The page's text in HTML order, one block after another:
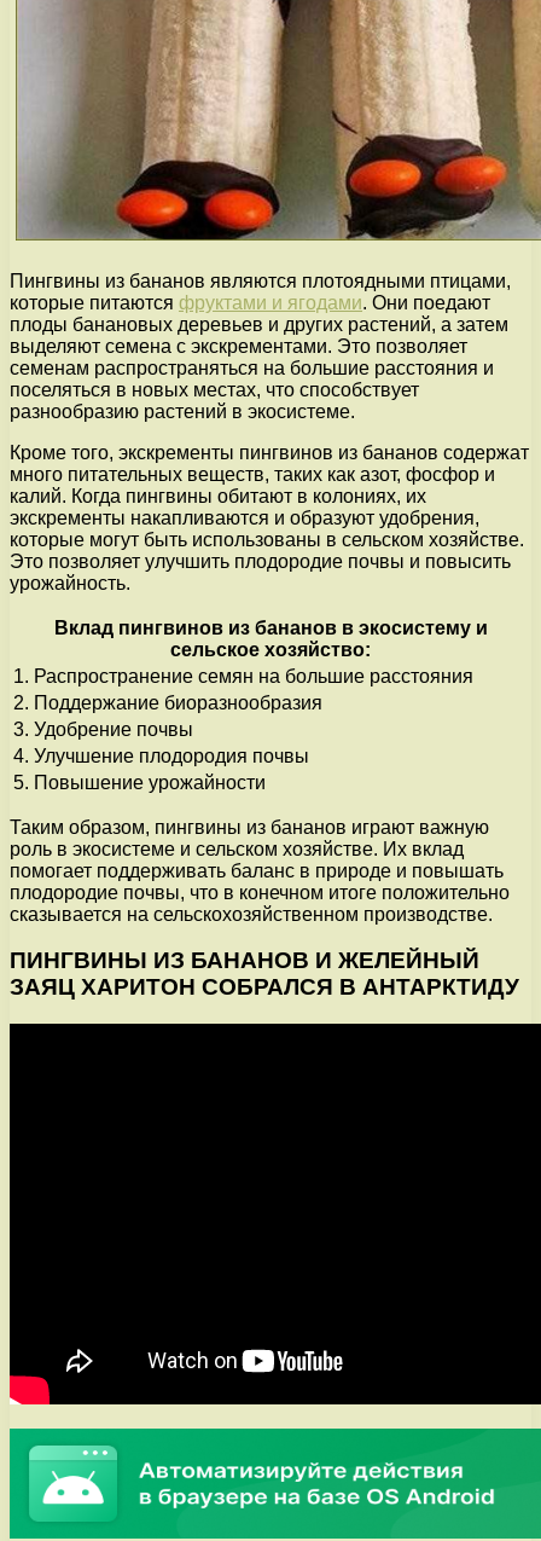
Пингвины из бананов являются плотоядными птицами,
которые питаются фруктами и ягодами. Они поедают
плоды банановых деревьев и других растений, а затем
выделяют семена с экскрементами. Это позволяет
семенам распространяться на большие расстояния и
поселяться в новых местах, что способствует
разнообразию растений в экосистеме.
Кроме того, экскременты пингвинов из бананов содержат
много питательных веществ, таких как азот, фосфор и
калий. Когда пингвины обитают в колониях, их
экскременты накапливаются и образуют удобрения,
которые могут быть использованы в сельском хозяйстве.
Это позволяет улучшить плодородие почвы и повысить
урожайность.
Вклад пингвинов из бананов в экосистему и
сельское хозяйство:
1. Распространение семян на большие расстояния
2. Поддержание биоразнообразия
3. Удобрение почвы
4. Улучшение плодородия почвы
5. Повышение урожайности
Таким образом, пингвины из бананов играют важную
роль в экосистеме и сельском хозяйстве. Их вклад
помогает поддерживать баланс в природе и повышать
плодородие почвы, что в конечном итоге положительно
сказывается на сельскохозяйственном производстве.
ПИНГВИНЫ ИЗ БАНАНОВ И ЖЕЛЕЙНЫЙ
ЗАЯЦ ХАРИТОН СОБРАЛСЯ В АНТАРКТИДУ